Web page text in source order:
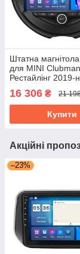
Штатна
для MINI
Рестайлінг 2019-
4/64Gb CarPlay
GPS Prime
16 306 ₴ 21
Купити
Акційні
–23%